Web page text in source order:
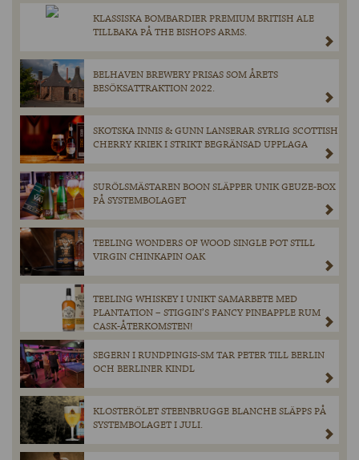
KLASSISKA BOMBARDIER PREMIUM BRITISH ALE
TILLBAKA PÅ THE BISHOPS ARMS.
BELHAVEN BREWERY PRISAS SOM ÅRETS
BESÖKSATTRAKTION 2022.
SKOTSKA INNIS & GUNN LANSERAR SYRLIG SCOTTISH
CHERRY KRIEK I STRIKT BEGRÄNSAD UPPLAGA
SURÖLSMÄSTAREN BOON SLÄPPER UNIK GEUZE-BOX
PÅ SYSTEMBOLAGET
TEELING WONDERS OF WOOD SINGLE POT STILL
VIRGIN CHINKAPIN OAK
TEELING WHISKEY I UNIKT SAMARBETE MED
PLANTATION – STIGGIN’S FANCY PINEAPPLE RUM
CASK-ÅTERKOMSTEN!
SEGERN I RUNDPINGIS-SM TAR PETER TILL BERLIN
OCH BERLINER KINDL
KLOSTERÖLET STEENBRUGGE BLANCHE SLÄPPS PÅ
SYSTEMBOLAGET I JULI.